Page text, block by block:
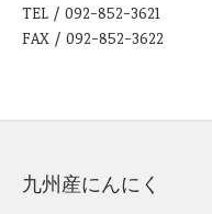
TEL / 092-852-3621
FAX / 092-852-3622
九州産にんにく